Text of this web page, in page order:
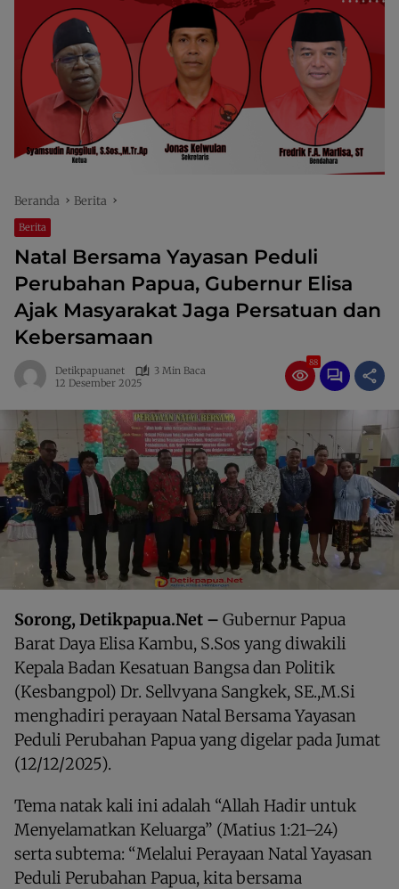
Beranda Berita
Berita
Natal Bersama Yayasan Peduli
Perubahan Papua, Gubernur Elisa
Ajak Masyarakat Jaga Persatuan dan
Kebersamaan
Detikpapuanet
3 Min Baca
12 Desember 2025
88
Sorong, Detikpapua.Net – Gubernur Papua
Barat Daya Elisa Kambu, S.Sos yang diwakili
Kepala Badan Kesatuan Bangsa dan Politik
(Kesbangpol) Dr. Sellvyana Sangkek, SE.,M.Si
menghadiri perayaan Natal Bersama Yayasan
Peduli Perubahan Papua yang digelar pada Jumat
(12/12/2025).
Tema natak kali ini adalah “Allah Hadir untuk
Menyelamatkan Keluarga” (Matius 1:21–24)
serta subtema: “Melalui Perayaan Natal Yayasan
Peduli Perubahan Papua, kita bersama